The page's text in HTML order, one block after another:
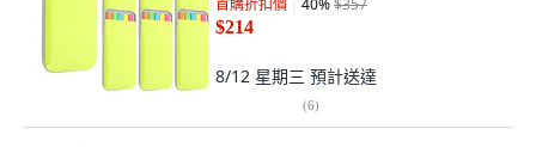
首購折扣價 40%$357
$214
8/12 星期三 預計送達
(6)